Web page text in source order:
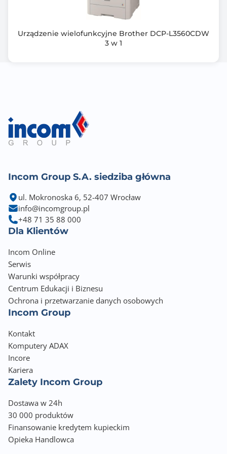
Rozdzielczość optyczna skanera - dodatkowa
1200 dpi
Interfejs komunikacyjny
USB 2.0
Fast Ethernet 10/100 Mbps RJ-45
Złącze LPT
Nie
Gniazdo EIO
IRDA
Nie
Materiały eksploatacyjne oryginalne
TN3480
Obsługiwane formaty druku
A4
Letter
A5
Legal
Folio
Standardowe języki drukarki
Urządzenie wielofunkcyjne Brother DCP-L3560CDW
3 w 1
Incom Group S.A. siedziba główna
ul. Mokronoska 6, 52-407 Wrocław
info@incomgroup.pl
+48 71 35 88 000
Dla Klientów
Incom Online
Serwis
Warunki współpracy
Centrum Edukacji i Biznesu
Ochrona i przetwarzanie danych osobowych
Incom Group
Kontakt
Komputery ADAX
Incore
Kariera
Zalety Incom Group
Dostawa w 24h
30 000 produktów
Finansowanie kredytem kupieckim
Opieka Handlowca